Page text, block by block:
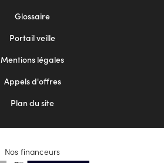
Glossaire
Portail veille
Mentions légales
Appels d'offres
Plan du site
Nos financeurs